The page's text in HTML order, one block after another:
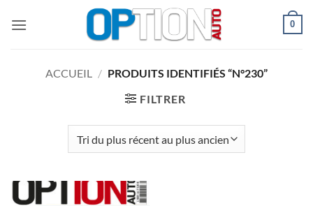
0
ACCUEIL / PRODUITS IDENTIFIÉS “N°230”
FILTRER